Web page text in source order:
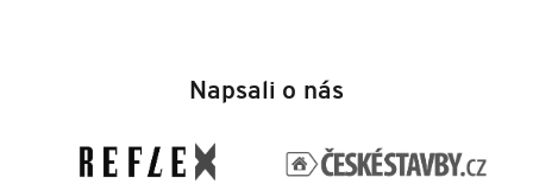
Napsali o nás